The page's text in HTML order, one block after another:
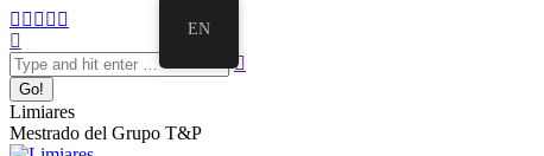
Skip
to
content
Facebook
opens
in
new
window
Twitter
opens
in
new
window
Mail
opens
in
new
window
Instagram
opens
in
window
opens
in
window
Search:
Limiares
Mestrado del Grupo T&P
EN